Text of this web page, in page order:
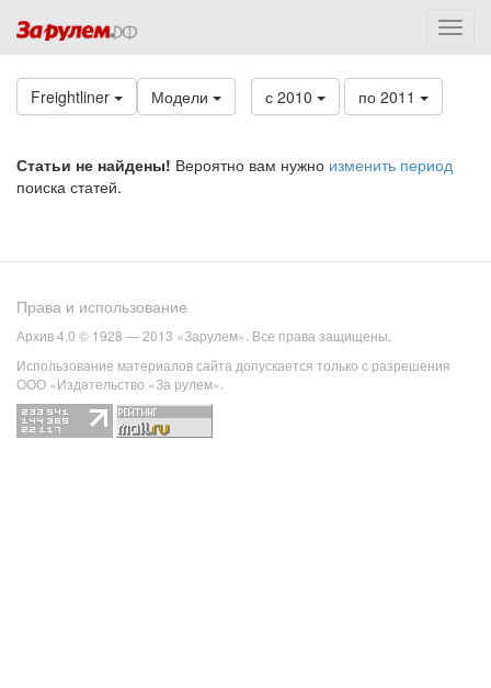
Freightliner Модели с 2010 по 2011
Статьи не найдены! Вероятно вам нужно изменить период
поиска статей.
Права и использование
Архив 4.0 © 1928 — 2013 «Зарулем». Все права защищены.
Использование материалов сайта допускается только с разрешения
ООО «Издательство «За рулем».